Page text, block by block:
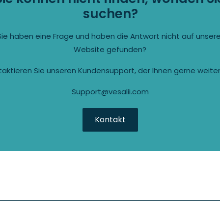
suchen?
haben eine Frage und haben die Antwort nicht auf
Website gefunden?
Sie unseren Kundensupport, der Ihnen gerne
Support@vesalii.com
Kontakt